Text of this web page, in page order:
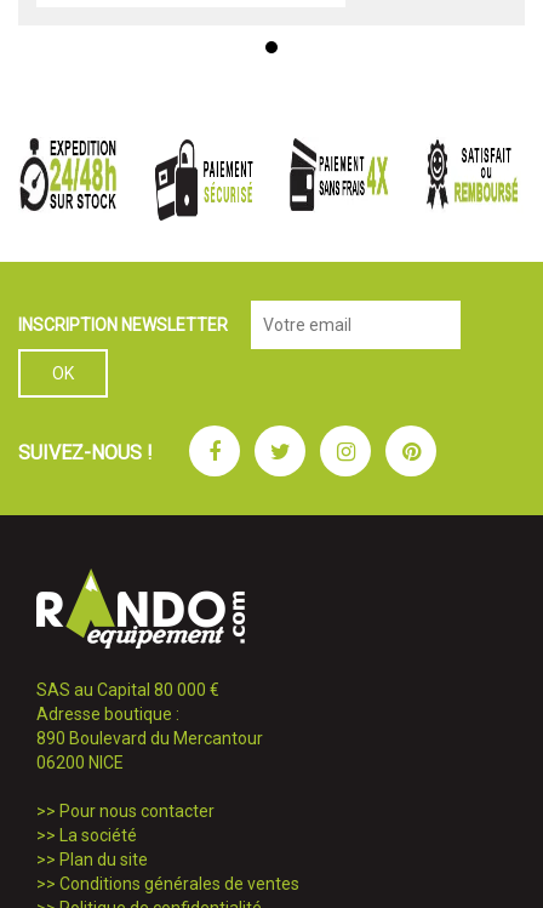
INSCRIPTION NEWSLETTER
SUIVEZ-NOUS ! FacebookTwitterInstagramPinterest
SAS au Capital 80 000 €
Adresse boutique :
890 Boulevard du Mercantour
06200 NICE
>> Pour nous contacter
>>
La société
>> Plan du site
>> Conditions générales de ventes